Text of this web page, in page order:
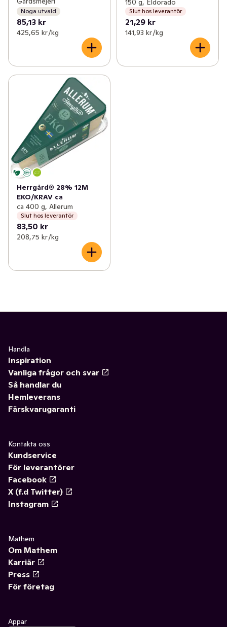
Noga utvald
85,13 kr
425,65 kr /kg
150 g, Eldorado
Slut hos leverantör
21,29 kr
141,93 kr /kg
Herrgård® 28% 12M
EKO/KRAV ca
ca 400 g, Allerum
Slut hos leverantör
83,50 kr
208,75 kr /kg
Handla
Inspiration
Vanliga frågor och svar
Så handlar du
Hemleverans
Färskvarugaranti
Kontakta oss
Kundservice
För leverantörer
Facebook
X (f.d Twitter)
Instagram
Mathem
Om Mathem
Karriär
Press
För företag
Appar